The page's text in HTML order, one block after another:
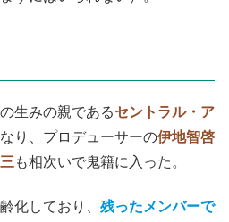
生みの親であるセントラル・ア
り、プロデューサーの伊地智啓
も相次いで鬼籍に入った。
化しており、 残ったメンバーで